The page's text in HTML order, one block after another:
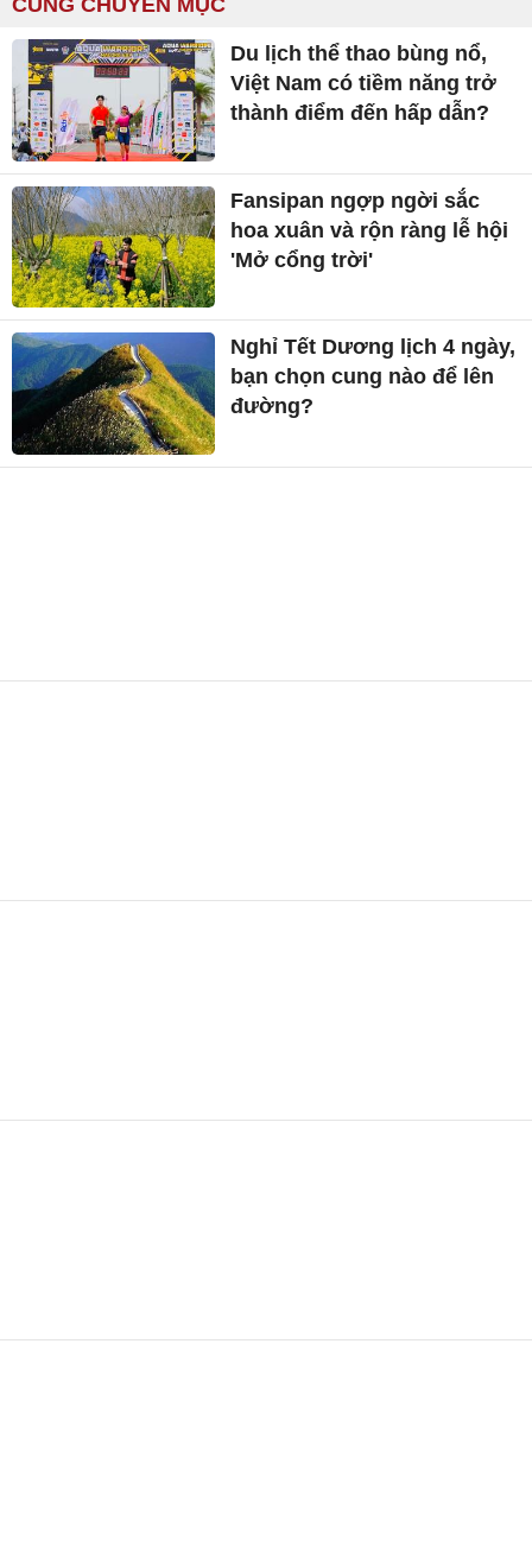
CÙNG CHUYÊN MỤC
Du lịch thể thao bùng nổ,
Việt Nam có tiềm năng trở
thành điểm đến hấp dẫn?
Fansipan ngợp ngời sắc
hoa xuân và rộn ràng lễ hội
'Mở cổng trời'
Nghỉ Tết Dương lịch 4 ngày,
bạn chọn cung nào để lên
đường?